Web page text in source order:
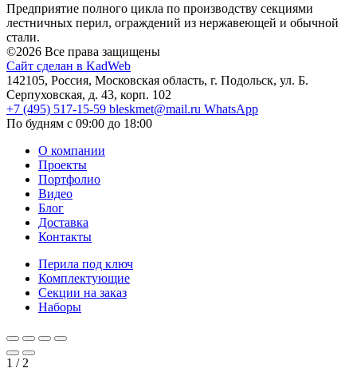
Предприятие полного цикла по производству секциями
лестничных перил, ограждений из нержавеющей и обычной
стали.
©2026 Все права защищены
Сайт сделан в KadWeb
142105, Россия, Московская область, г. Подольск, ул. Б.
Серпуховская, д. 43, корп. 102
+7 (495) 517-15-59 bleskmet@mail.ru WhatsApp
По будням с 09:00 до 18:00
О компании
Проекты
Портфолио
Видео
Блог
Доставка
Контакты
Перила под ключ
Комплектующие
Секции на заказ
Наборы
1 / 2